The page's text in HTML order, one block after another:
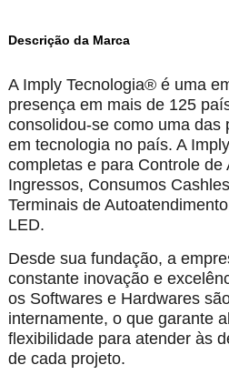
Descrição da Marca
A Imply Tecnologia® é uma
presença em mais de 125
consolidou-se como uma das
em tecnologia no país. A
completas e para Controle de
Ingressos, Consumos
Terminais de
LED.
Desde sua fundação, a
constante inovação e
os Softwares e Hardwares
internamente, o que garante
flexibilidade para atender às
de cada projeto.